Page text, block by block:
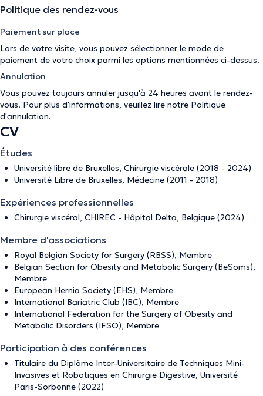
Politique des rendez-vous
Paiement sur place
Lors de votre visite, vous pouvez sélectionner le mode de
paiement de votre choix parmi les options mentionnées ci-dessus.
Annulation
Vous pouvez toujours annuler jusqu'à 24 heures avant le rendez-
vous. Pour plus d'informations, veuillez lire notre Politique
d'annulation.
CV
Études
Université libre de Bruxelles, Chirurgie viscérale (2018 - 2024)
Université Libre de Bruxelles, Médecine (2011 - 2018)
Expériences professionnelles
Chirurgie viscéral, CHIREC - Hôpital Delta, Belgique (2024)
Membre d'associations
Royal Belgian Society for Surgery (RBSS), Membre
Belgian Section for Obesity and Metabolic Surgery (BeSoms),
Membre
European Hernia Society (EHS), Membre
International Bariatric Club (IBC), Membre
International Federation for the Surgery of Obesity and
Metabolic Disorders (IFSO), Membre
Participation à des conférences
Titulaire du Diplôme Inter-Universitaire de Techniques Mini-
Invasives et Robotiques en Chirurgie Digestive, Université
Paris-Sorbonne (2022)